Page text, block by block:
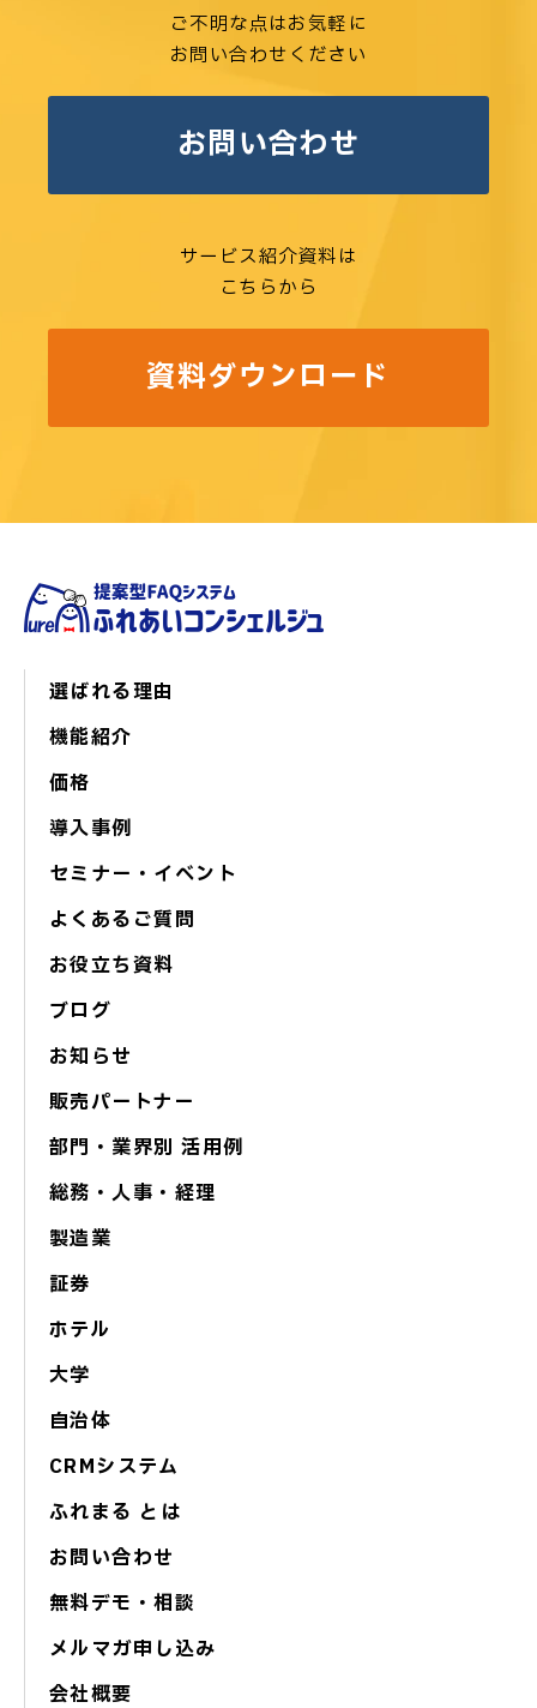
ご不明な点はお気軽に
お問い合わせください
お問い合わせ
サービス紹介資料は
こちらから
資料ダウンロード
選ばれる理由
機能紹介
価格
導入事例
セミナー・イベント
よくあるご質問
お役立ち資料
ブログ
お知らせ
販売パートナー
部門・業界別 活用例
総務・人事・経理
製造業
証券
ホテル
大学
自治体
CRMシステム
ふれまる とは
お問い合わせ
無料デモ・相談
メルマガ申し込み
会社概要